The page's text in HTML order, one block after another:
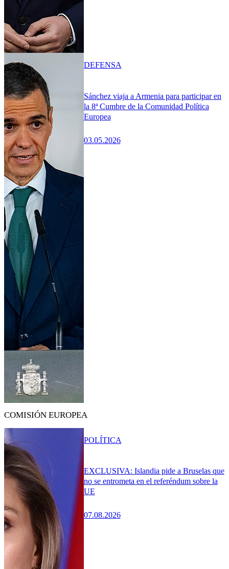
Sánchez viaja a Armenia para participar en
la 8ª Cumbre de la Comunidad Política
Europea
03.05.2026
DEFENSA
COMISIÓN EUROPEA
EXCLUSIVA: Islandia pide a Bruselas que
no se entrometa en el referéndum sobre la
UE
07.08.2026
POLÍTICA